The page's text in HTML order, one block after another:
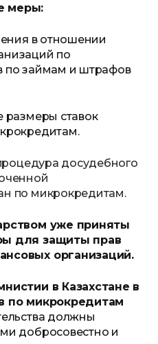
меры:
в отношении
по
по займам и штрафов
размеры ставок
досудебного
по микрокредитам.
уже приняты
для защиты прав
организаций.
в Казахстане в
по микрокредитам
должны
добросовестно и